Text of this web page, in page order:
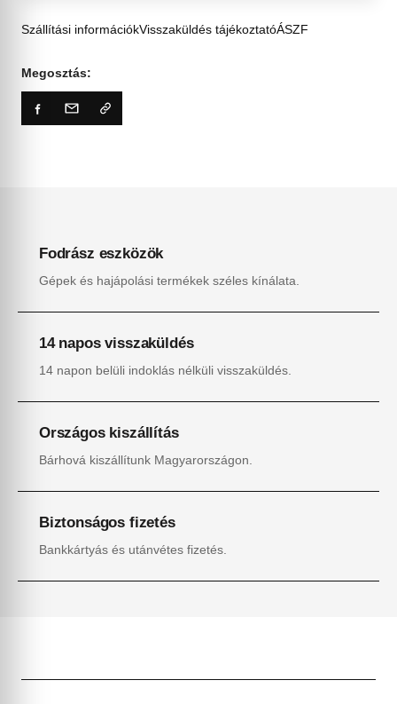
Szállítási információkVisszaküldés tájékoztatóÁSZF
Megosztás:
Fodrász eszközök
Gépek és hajápolási termékek széles kínálata.
14 napos visszaküldés
14 napon belüli indoklás nélküli visszaküldés.
Országos kiszállítás
Bárhová kiszállítunk Magyarországon.
Biztonságos fizetés
Bankkártyás és utánvétes fizetés.